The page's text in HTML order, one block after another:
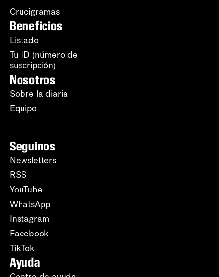
Crucigramas
Beneficios
Listado
Tu ID (número de
suscripción)
Nosotros
Sobre la diaria
Equipo
Seguinos
Newsletters
RSS
YouTube
WhatsApp
Instagram
Facebook
TikTok
Ayuda